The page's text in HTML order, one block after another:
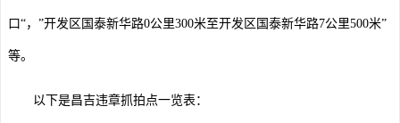
充电站
用车百科
销量榜
口“，”开发区国泰新华路0公里300米至开发区国泰新华路7公里500米”
等。
以下是昌吉违章抓拍点一览表：